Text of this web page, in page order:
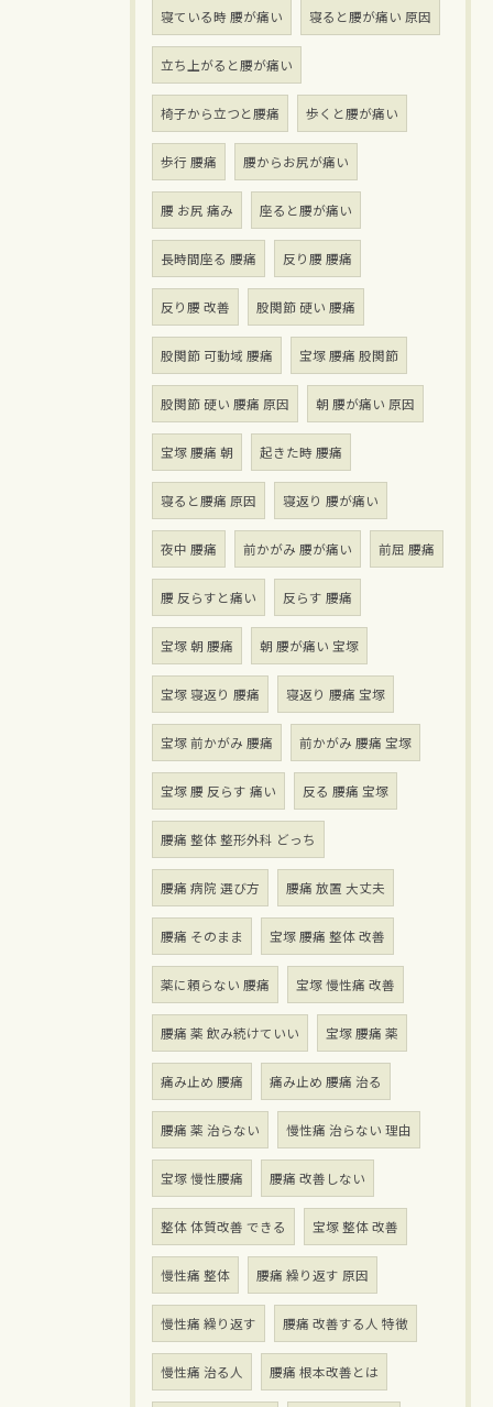
寝ている時 腰が痛い 寝ると腰が痛い 原因
立ち上がると腰が痛い
椅子から立つと腰痛 歩くと腰が痛い
歩行 腰痛 腰からお尻が痛い
腰 お尻 痛み 座ると腰が痛い
長時間座る 腰痛 反り腰 腰痛
反り腰 改善 股関節 硬い 腰痛
股関節 可動域 腰痛 宝塚 腰痛 股関節
股関節 硬い 腰痛 原因 朝 腰が痛い 原因
宝塚 腰痛 朝 起きた時 腰痛
寝ると腰痛 原因 寝返り 腰が痛い
夜中 腰痛 前かがみ 腰が痛い 前屈 腰痛
腰 反らすと痛い 反らす 腰痛
宝塚 朝 腰痛 朝 腰が痛い 宝塚
宝塚 寝返り 腰痛 寝返り 腰痛 宝塚
宝塚 前かがみ 腰痛 前かがみ 腰痛 宝塚
宝塚 腰 反らす 痛い 反る 腰痛 宝塚
腰痛 整体 整形外科 どっち
腰痛 病院 選び方 腰痛 放置 大丈夫
腰痛 そのまま 宝塚 腰痛 整体 改善
薬に頼らない 腰痛 宝塚 慢性痛 改善
腰痛 薬 飲み続けていい 宝塚 腰痛 薬
痛み止め 腰痛 痛み止め 腰痛 治る
腰痛 薬 治らない 慢性痛 治らない 理由
宝塚 慢性腰痛 腰痛 改善しない
整体 体質改善 できる 宝塚 整体 改善
慢性痛 整体 腰痛 繰り返す 原因
慢性痛 繰り返す 腰痛 改善する人 特徴
慢性痛 治る人 腰痛 根本改善とは